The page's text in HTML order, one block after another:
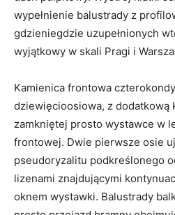
wypełnienie balustrady z
gdzieniegdzie uzupełnionych
wyjątkowy w skali Pragi i
Kamienica frontowa
dziewięcioosiowa, z dodatkową
zamkniętej prosto wystawce w
frontowej. Dwie pierwsze osie
pseudoryzalitu podkreślonego
lizenami znajdującymi
oknem wystawki. Balustrady